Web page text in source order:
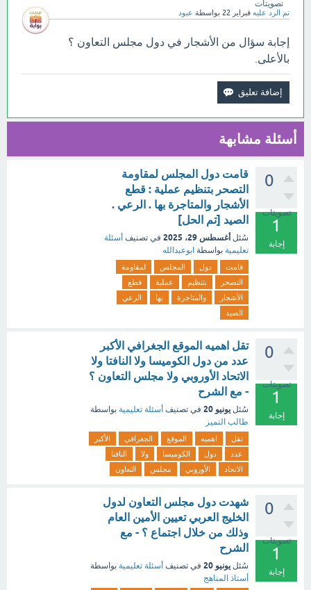
تصويتات
تم الرد عليه فبراير 22 بواسطة عبود
إجابة سؤال من الأشجار في دول مجلس التعاون ؟
بالأعلى.
أسئلة مشابهة
0
تصويتات
1
إجابة
قامت دول المجلس لمقاومة
التصحر بتنظيم عملية : قطع
الأشجار والمتاجرة بها . الرعي .
الصيد [تم الحل]
سُئل أغسطس 29، 2025 في تصنيف أسئلة
تعليمية بواسطة ابوعبدالله
قامت دول المجلس
لمقاومة
التصحر
بتنظيم عملية
قطع
الأشجار
والمتاجرة بها
الرعي
الصيد
0
تصويتات
1
إجابة
تقل اهميه الموقع الجغرافي الأكبر
عدد من دول الكوميسا ولا النافتا ولا
الاتحاد الأوروبي ولا مجلس التعاون ؟
- مع الشرح
سُئل يونيو 20 في تصنيف أسئلة تعليمية بواسطة
طالب التميز
تقل اهميه الموقع الجغرافي
الأكبر
عدد
دول الكوميسا ولا
النافتا
الاتحاد
الأوروبي مجلس التعاون
0
تصويتات
1
إجابة
شهدت دول مجلس التعاون لدول
الخليج العربي تعيين الأمين العام
وذلك من خلال اجتماع ؟ - مع
الشرح
سُئل يونيو 20 في تصنيف أسئلة تعليمية بواسطة
أستاذ المناهج